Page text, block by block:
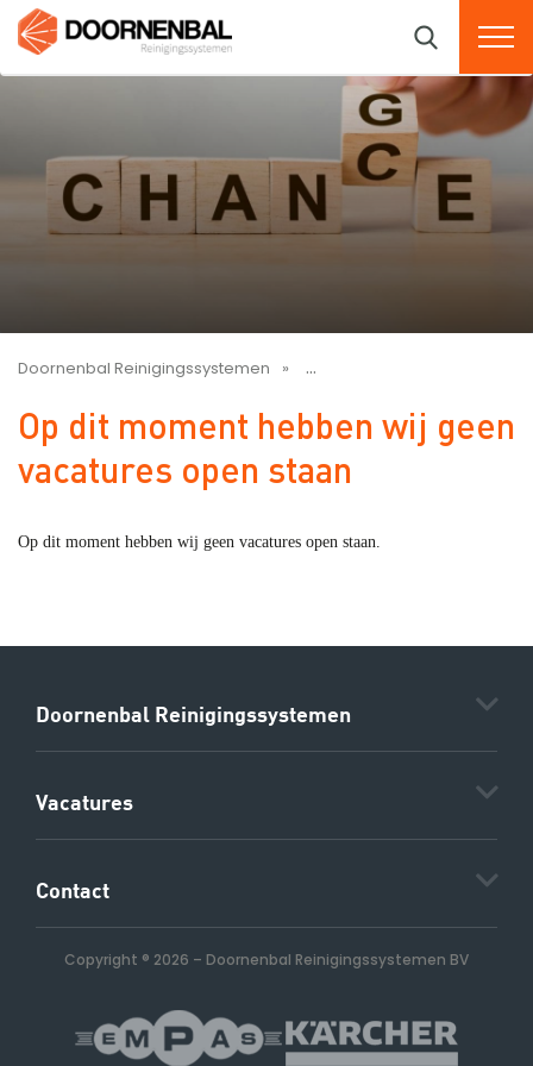
Doornenbal Reinigingssystemen Op dit moment hebben wij
Op dit moment hebben wij geen
vacatures open staan
Op dit moment hebben wij geen vacatures open staan.
Doornenbal Reinigingssystemen
Vacatures
Contact
Copyright ® 2026 – Doornenbal Reinigingssystemen BV